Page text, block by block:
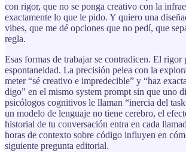
con rigor, que no se ponga creativo con la
exactamente lo que le pido. Y quiero una
vibes, que me dé opciones que no pedí, que
regla.
Esas formas de trabajar se contradicen. El rigor
espontaneidad. La precisión pelea con la
meter “sé creativo e impredecible” y “haz
digo” en el mismo system prompt sin que uno
psicólogos cognitivos le llaman “inercia del
un modelo de lenguaje no tiene cerebro, el
historial de tu conversación entra en cada
horas de contexto sobre código influyen en
siguiente pregunta editorial.